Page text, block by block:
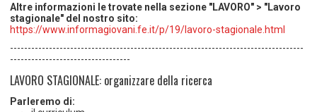
Altre informazioni le trovate nella sezione "LAVORO" > "Lavoro
stagionale" del nostro sito:
https://www.informagiovani.fe.it/p/19/lavoro-stagionale.html
-----------------------------------------------------------------------------------
----------------------------------
LAVORO STAGIONALE: organizzare della ricerca
Parleremo di: